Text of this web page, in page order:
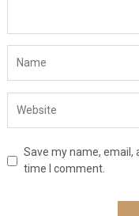
Save my name,
time I comment.